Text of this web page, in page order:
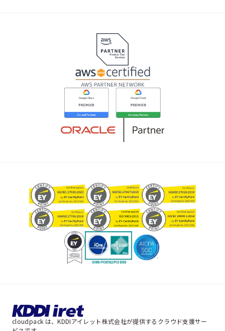
cloudpack は、KDDIアイレット株式会社が提供するクラウド支援サー